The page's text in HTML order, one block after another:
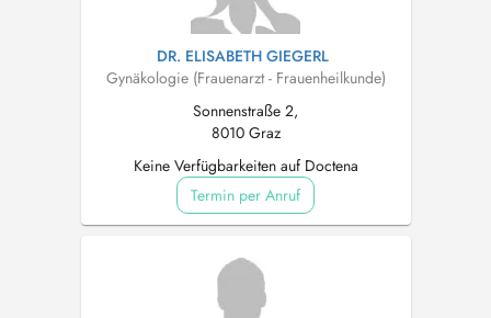
DR. ELISABETH GIEGERL
Gynäkologie (Frauenarzt - Frauenheilkunde)
Sonnenstraße 2,
8010 Graz
Keine Verfügbarkeiten auf Doctena
Termin per Anruf